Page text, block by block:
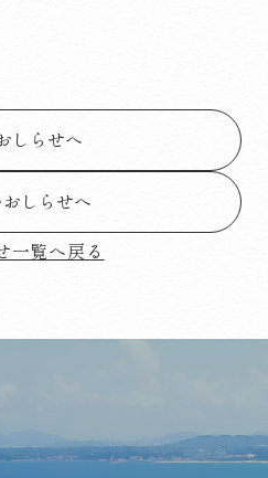
しらせへ
しらせへ
一覧へ戻る